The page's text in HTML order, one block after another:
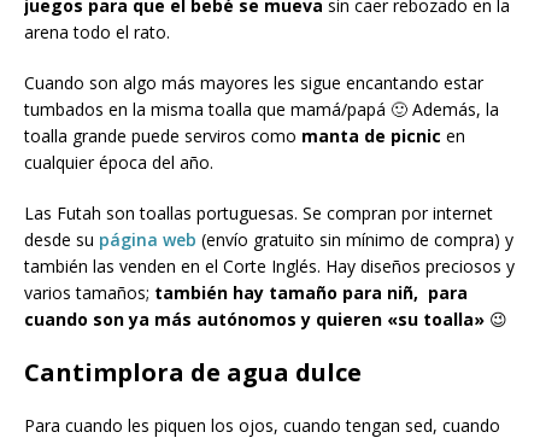
juegos para que el bebé se mueva sin caer rebozado en la
arena todo el rato.
Cuando son algo más mayores les sigue encantando estar
tumbados en la misma toalla que mamá/papá 🙂 Además, la
toalla grande puede serviros como manta de picnic en
cualquier época del año.
Las Futah son toallas portuguesas. Se compran por internet
desde su página web (envío gratuito sin mínimo de compra) y
también las venden en el Corte Inglés. Hay diseños preciosos y
varios tamaños; también hay tamaño para niñ, para
cuando son ya más autónomos y quieren «su toalla» 😉
Cantimplora de agua dulce
Para cuando les piquen los ojos, cuando tengan sed, cuando